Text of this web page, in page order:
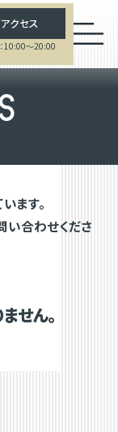
アクセス
10:00～20:00
ます。
合わせくださ
せん。